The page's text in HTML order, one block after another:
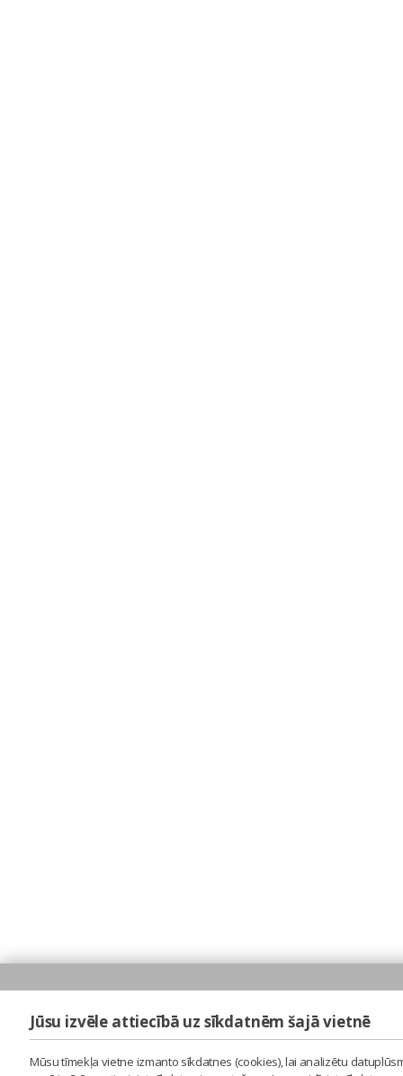
Jūsu izvēle attiecībā uz sīkdatnēm šajā vietnē
Mūsu tīmekļa vietne izmanto sīkdatnes (cookies), lai analizētu